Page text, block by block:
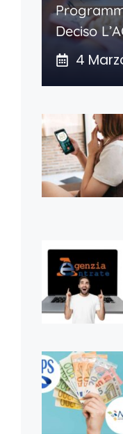
Deciso
4